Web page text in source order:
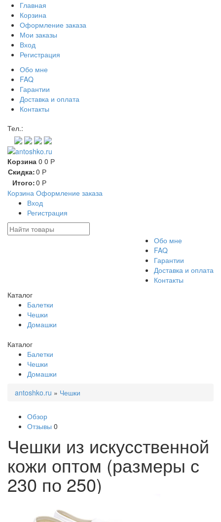
Главная
Корзина
Оформление заказа
Мои заказы
Вход
Регистрация
Обо мне
FAQ
Гарантии
Доставка и оплата
Контакты
Тел.:
Корзина 0 0 Р
Скидка:0 Р
Итого:0 Р
Корзина Оформление заказа
Вход
Регистрация
Обо мне
FAQ
Гарантии
Доставка и оплата
Контакты
Каталог
Балетки
Чешки
Домашки
Каталог
Балетки
Чешки
Домашки
antoshko.ru » Чешки
Обзор
Отзывы 0
Чешки из искусственной
кожи оптом (размеры с
230 по 250)